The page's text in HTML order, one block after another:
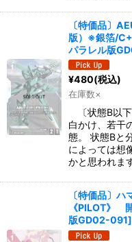
〔特価品〕
版）※銀箔/C+
パラレル版
¥480(税込)
在庫数×
〔状態B以
白かけ、若干
態。 状態Bと
によっては想
かと思われま
〔特価品〕ハ
《PILOT》
版GD02-091]